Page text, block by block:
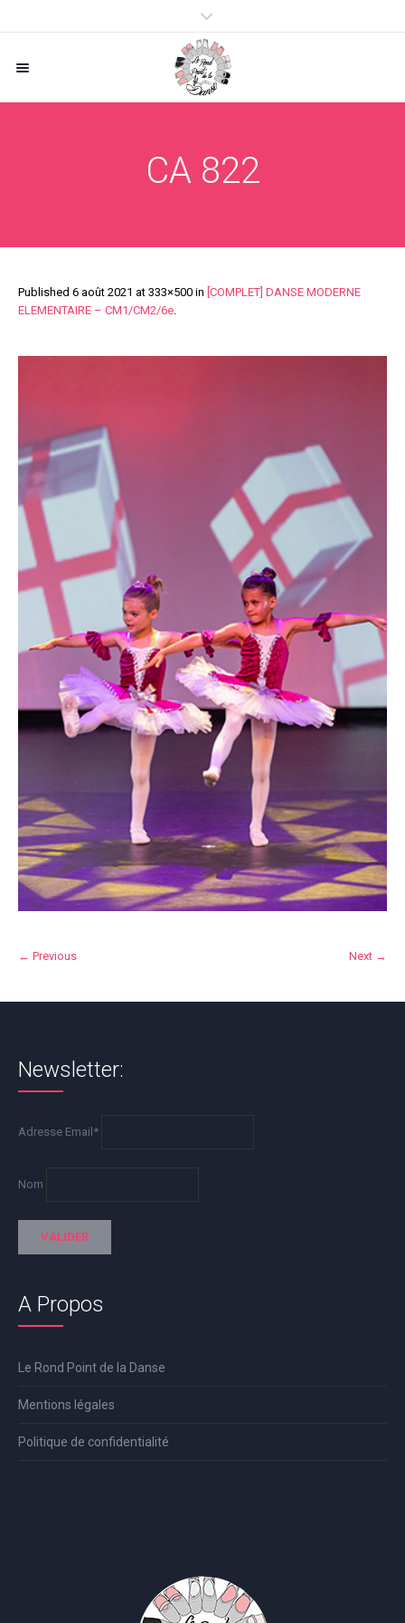
CA 822
Published 6 août 2021 at 333×500 in [COMPLET] DANSE MODERNE
ELEMENTAIRE – CM1/CM2/6e.
← Previous Next →
Newsletter:
Adresse Email*
Nom
A Propos
Le Rond Point de la Danse
Mentions légales
Politique de confidentialité